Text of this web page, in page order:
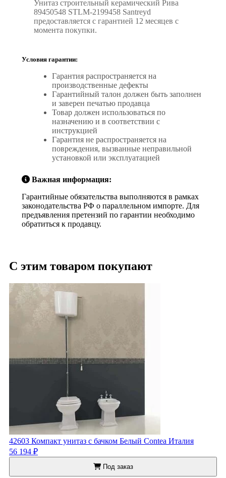
Унитаз строительный керамический Рива
89450548 STLM-2199458 Santreyd
предоставляется с гарантией 12 месяцев с
момента покупки.
Условия гарантии:
Гарантия распространяется на
производственные дефекты
Гарантийный талон должен быть заполнен
и заверен печатью продавца
Товар должен использоваться по
назначению и в соответствии с
инструкцией
Гарантия не распространяется на
повреждения, вызванные неправильной
установкой или эксплуатацией
Важная информация:
Гарантийные обязательства выполняются в рамках
законодательства РФ о параллельном импорте. Для
предъявления претензий по гарантии необходимо
обратиться к продавцу.
С этим товаром покупают
42603 Компакт унитаз с бачком Белый Contea Италия
56 194 ₽
Под заказ